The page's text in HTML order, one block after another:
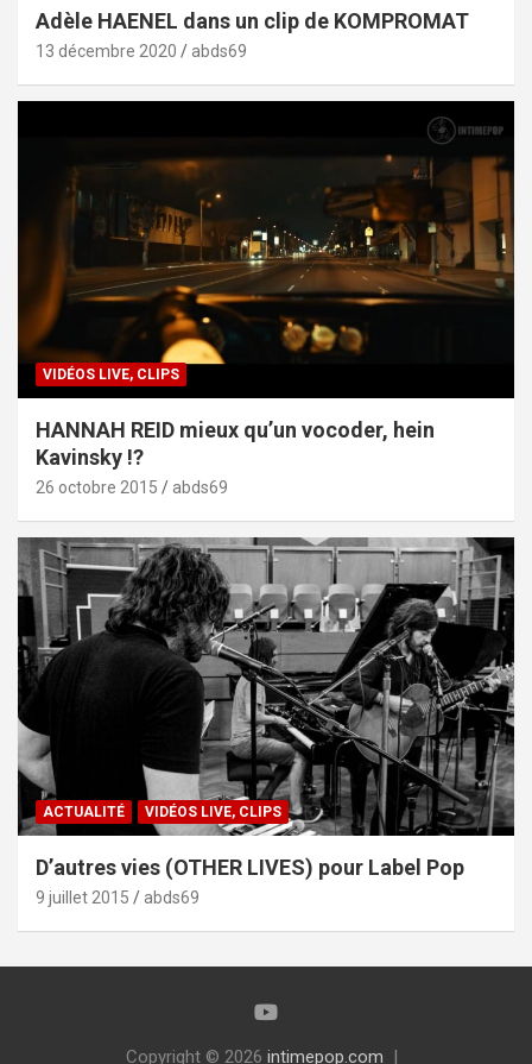
Adèle HAENEL dans un clip de KOMPROMAT
13 décembre 2020 abds69
VIDÉOS LIVE, CLIPS
HANNAH REID mieux qu’un vocoder, hein
Kavinsky !?
26 octobre 2015 abds69
ACTUALITÉ VIDÉOS LIVE, CLIPS
D’autres vies (OTHER LIVES) pour Label Pop
9 juillet 2015 abds69
Copyright © 2026 intimepop.com